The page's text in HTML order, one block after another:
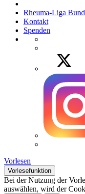
Rheuma-Liga
Kontakt
Spenden
Vorlesen
Vorlesefunktion
Bei der Nutzung der
auswählen, wird der